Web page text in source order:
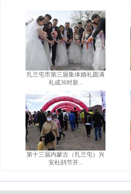
扎兰屯市第三届集体婚礼圆满
礼成36对新...
第十三届内蒙古（扎兰屯）兴
安杜鹃节开...